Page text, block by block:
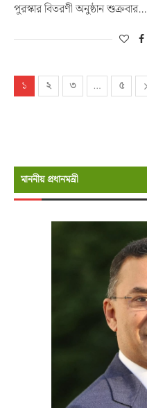
পুরস্কার বিতরণী অনুষ্ঠান শুক্রবার…
১ ২ ৩ … ৫
মাননীয় প্রধানমন্রী